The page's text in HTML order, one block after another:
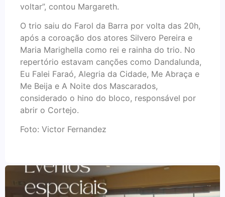
voltar”, contou Margareth.
O trio saiu do Farol da Barra por volta das 20h,
após a coroação dos atores Silvero Pereira e
Maria Marighella como rei e rainha do trio. No
repertório estavam canções como Dandalunda,
Eu Falei Faraó, Alegria da Cidade, Me Abraça e
Me Beija e A Noite dos Mascarados,
considerado o hino do bloco, responsável por
abrir o Cortejo.
Foto: Victor Fernandez